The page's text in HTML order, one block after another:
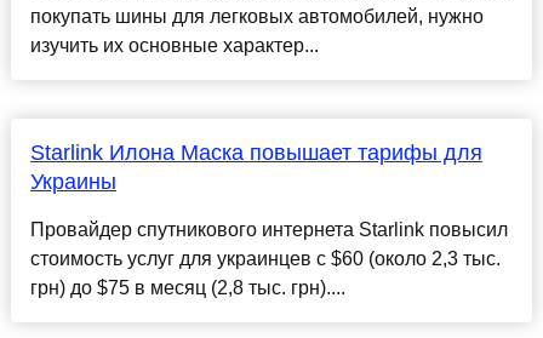
покупать шины для легковых автомобилей, нужно
изучить их основные характер...
Starlink Илона Маска повышает тарифы для
Украины
Провайдер спутникового интернета Starlink повысил
стоимость услуг для украинцев с $60 (около 2,3 тыс.
грн) до $75 в месяц (2,8 тыс. грн)....